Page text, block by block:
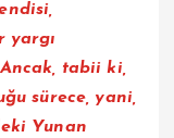
yargı
tabii ki,
sürece, yani,
Yunan